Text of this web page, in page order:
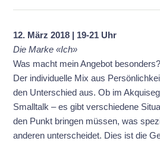
12. März 2018 | 19-21 Uhr
Die Marke «Ich»
Was macht mein Angebot
Der individuelle Mix aus
den Unterschied aus. Ob im
Smalltalk – es gibt verschiedene
den Punkt bringen müssen, was
anderen unterscheidet. Dies ist die